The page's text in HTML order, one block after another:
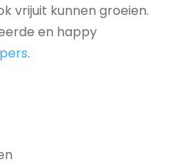
vrijuit kunnen groeien.
en happy
.